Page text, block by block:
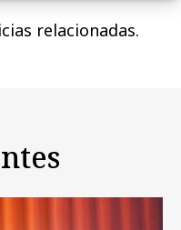
relacionadas.